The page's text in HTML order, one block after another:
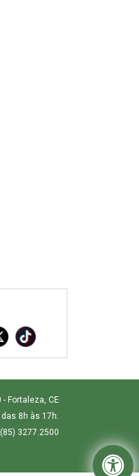
Fortaleza, CE
8h às 17h.
3277.2500